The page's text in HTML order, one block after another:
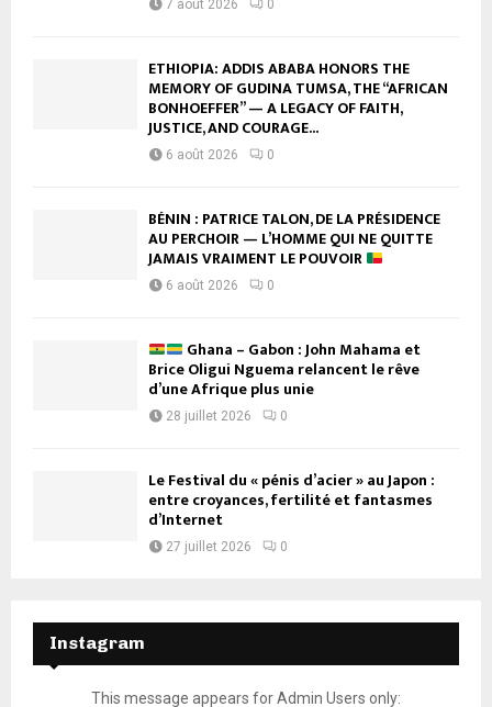
7 août 2026 0
ETHIOPIA: ADDIS ABABA HONORS THE
MEMORY OF GUDINA TUMSA, THE “AFRICAN
BONHOEFFER” — A LEGACY OF FAITH,
JUSTICE, AND COURAGE...
6 août 2026 0
BÉNIN : PATRICE TALON, DE LA PRÉSIDENCE
AU PERCHOIR — L’HOMME QUI NE QUITTE
JAMAIS VRAIMENT LE POUVOIR
6 août 2026 0
Ghana – Gabon : John Mahama et
Brice Oligui Nguema relancent le rêve
d’une Afrique plus unie
28 juillet 2026 0
Le Festival du « pénis d’acier » au Japon :
entre croyances, fertilité et fantasmes
d’Internet
27 juillet 2026 0
Instagram
This message appears for Admin Users only: